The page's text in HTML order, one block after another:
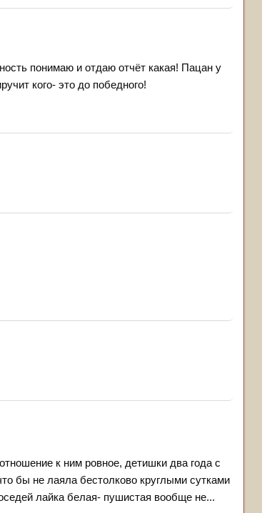
понимаю и отдаю отчёт какая! Пацан у
кого- это до победного!
к ним ровное, детишки два года с
бы не лаяла бестолково круглыми сутками
лайка белая- пушистая вообще не...